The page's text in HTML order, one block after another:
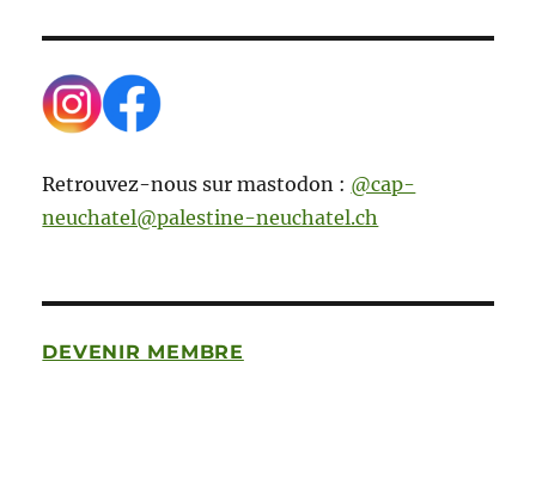
Retrouvez-nous sur mastodon : @cap-
neuchatel@palestine-neuchatel.ch
DEVENIR MEMBRE